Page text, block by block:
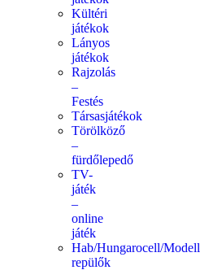
Kültéri
játékok
Lányos
játékok
Rajzolás
–
Festés
Társasjátékok
Törölköző
–
fürdőlepedő
TV-
játék
–
online
játék
Hab/Hungarocell/Modell
repülők